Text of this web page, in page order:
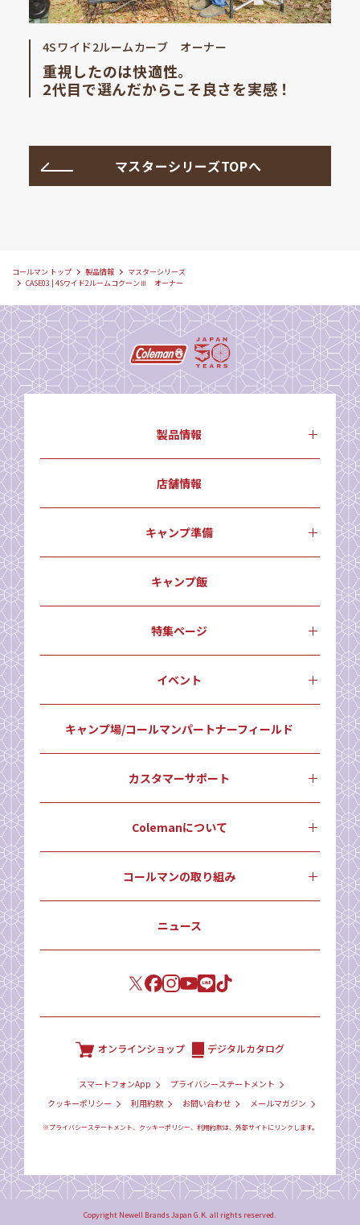
4Sワイド2ルームカーブ オーナー
重視したのは快適性。
2代目で選んだからこそ良さを実感！
マスターシリーズTOPへ
コールマン トップ 製品情報
マスターシリーズ
CASE03 | 4Sワイド2ルームコクーンⅢ オーナー
製品情報
店舗情報
キャンプ準備
キャンプ飯
特集ページ
イベント
キャンプ場/コールマンパートナーフィールド
カスタマーサポート
Colemanについて
コールマンの取り組み
ニュース
オンラインショップ デジタルカタログ
スマートフォンApp
プライバシーステートメント
クッキーポリシー
利用約款 お問い合わせ メールマガジン
※プライバシーステートメント、クッキーポリシー、利用約款は、外部サイトにリンクします。
Copyright Newell Brands Japan G.K. all rights reserved.